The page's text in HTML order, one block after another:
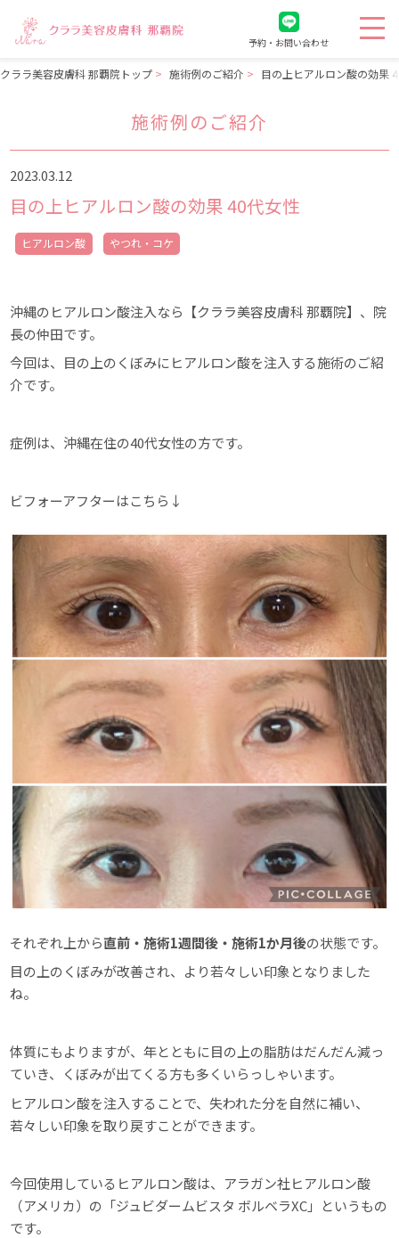
予約・お問い合わせ
クララ美容皮膚科 那覇院トップ 施術例のご紹介 目の上ヒアルロン酸の効果
施術例のご紹介
2023.03.12
目の上ヒアルロン酸の効果 40代女性
ヒアルロン酸 やつれ・コケ
沖縄のヒアルロン酸注入なら【クララ美容皮膚科 那覇院】、院
長の仲田です。
今回は、目の上のくぼみにヒアルロン酸を注入する施術のご紹
介です。
症例は、沖縄在住の40代女性の方です。
ビフォーアフターはこちら↓
それぞれ上から直前・施術1週間後・施術1か月後の状態です。
目の上のくぼみが改善され、より若々しい印象となりました
ね。
体質にもよりますが、年とともに目の上の脂肪はだんだん減っ
ていき、くぼみが出てくる方も多くいらっしゃいます。
ヒアルロン酸を注入することで、失われた分を自然に補い、
若々しい印象を取り戻すことができます。
今回使用しているヒアルロン酸は、アラガン社ヒアルロン酸
（アメリカ）の「ジュビダームビスタ ボルベラXC」というもの
です。